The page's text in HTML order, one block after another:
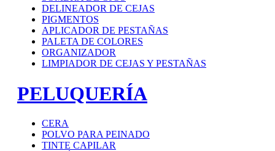
DELINEADOR DE CEJAS
PIGMENTOS
APLICADOR DE PESTAÑAS
PALETA DE COLORES
ORGANIZADOR
LIMPIADOR DE CEJAS Y PESTAÑAS
PELUQUERÍA
CERA
POLVO PARA PEINADO
TINTE CAPILAR